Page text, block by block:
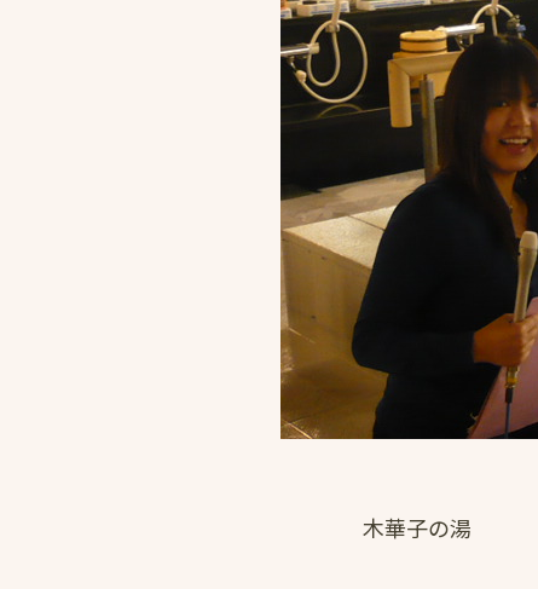
木華子の湯